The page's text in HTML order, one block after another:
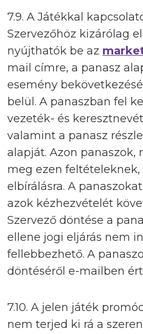
7.9. A Játékkal
Szervezőhöz kizárólag
nyújthatók be az
mail címre, a panasz
esemény
belül. A panaszban fel
vezeték- és
valamint a panasz
alapját. Azon
meg ezen
elbírálásra. A
azok kézhezvételét
Szervező döntése a
ellene jogi eljárás nem
fellebbezhető. A
döntéséről e-mailben
7.10. A jelen játék
nem terjed ki rá a